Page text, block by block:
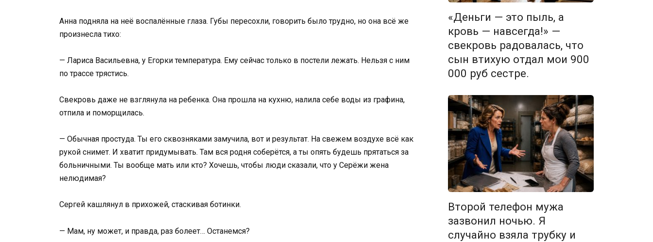
Анна подняла на неё воспалённые глаза. Губы пересохли, говорить было трудно, но она всё же
произнесла тихо:
— Лариса Васильевна, у Егорки температура. Ему сейчас только в постели лежать. Нельзя с ним
по трассе трястись.
Свекровь даже не взглянула на ребенка. Она прошла на кухню, налила себе воды из графина,
отпила и поморщилась.
— Обычная простуда. Ты его сквозняками замучила, вот и результат. На свежем воздухе всё как
рукой снимет. И хватит придумывать. Там вся родня соберётся, а ты опять будешь прятаться за
больничными. Ты вообще мать или кто? Хочешь, чтобы люди сказали, что у Серёжи жена
нелюдимая?
Сергей кашлянул в прихожей, стаскивая ботинки.
— Мам, ну может, и правда, раз болеет… Останемся?
«Деньги — это пыль, а
кровь — навсегда!» —
свекровь радовалась, что
сын втихую отдал мои 900
000 руб сестре.
Второй телефон мужа
зазвонил ночью. Я
случайно взяла трубку и